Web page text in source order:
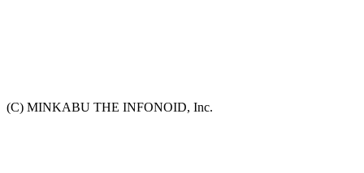
(C) MINKABU THE INFONOID, Inc.